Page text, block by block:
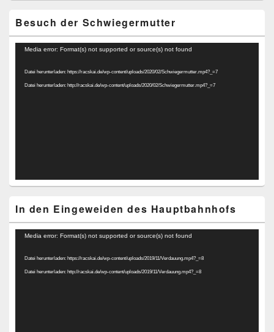
Besuch der Schwiegermutter
Video-
Media error: Format(s) not supported or source(s) not found
Datei herunterladen: https://racskai.de/wp-content/uploads/2020/02/Schwiegermutter.mp4?_=7
Datei herunterladen: http://racskai.de/wp-content/uploads/2020/02/Schwiegermutter.mp4?_=7
In den Eingeweiden des Hauptbahnhofs
Video-
Media error: Format(s) not supported or source(s) not found
Datei herunterladen: https://racskai.de/wp-content/uploads/2019/11/Verdauung.mp4?_=8
Datei herunterladen: http://racskai.de/wp-content/uploads/2019/11/Verdauung.mp4?_=8